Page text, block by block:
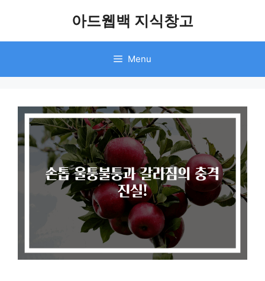
아드웹백 지식창고
Menu